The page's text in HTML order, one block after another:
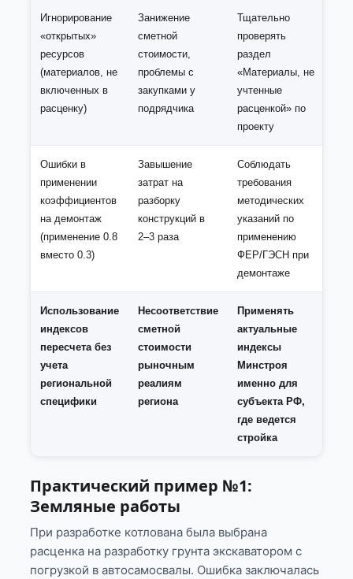
Игнорирование
«открытых»
ресурсов
(материалов, не
включенных в
расценку)
Занижение
сметной
стоимости,
проблемы с
закупками у
подрядчика
Тщательно
проверять
раздел
«Материалы, не
учтенные
расценкой» по
проекту
Ошибки в
применении
коэффициентов
на демонтаж
(применение 0.8
вместо 0.3)
Завышение
затрат на
разборку
конструкций в
2–3 раза
Соблюдать
требования
методических
указаний по
применению
ФЕР/ГЭСН при
демонтаже
Использование
индексов
пересчета без
учета
региональной
специфики
Несоответствие
сметной
стоимости
рыночным
реалиям
региона
Применять
актуальные
индексы
Минстроя
именно для
субъекта РФ,
где ведется
стройка
Практический пример №1:
Земляные работы
При разработке котлована была выбрана
расценка на разработку грунта экскаватором с
погрузкой в автосамосвалы. Ошибка заключалась